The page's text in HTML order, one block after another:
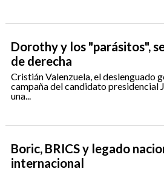
Dorothy y los "parásitos",
de derecha
Cristián Valenzuela, el deslenguado
campaña del candidato presidencial
una...
Boric, BRICS y legado
internacional